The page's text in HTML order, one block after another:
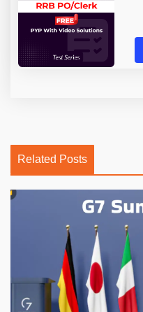
Related Posts